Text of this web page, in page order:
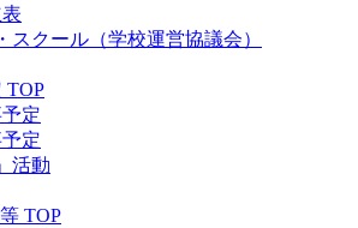
スクール（学校運営協議会）
TOP
定
定
活動
TOP